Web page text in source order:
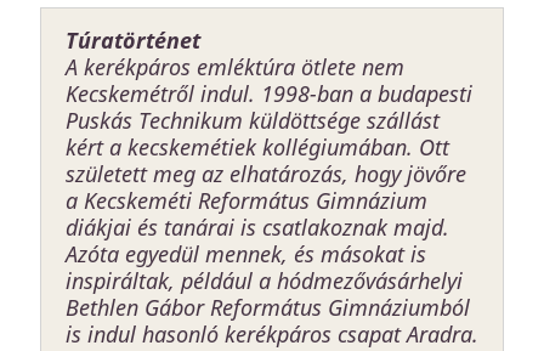
Túratörténet
A kerékpáros emléktúra ötlete nem
Kecskemétről indul. 1998-ban a budapesti
Puskás Technikum küldöttsége szállást
kért a kecskemétiek kollégiumában. Ott
született meg az elhatározás, hogy jövőre
a Kecskeméti Református Gimnázium
diákjai és tanárai is csatlakoznak majd.
Azóta egyedül mennek, és másokat is
inspiráltak, például a hódmezővásárhelyi
Bethlen Gábor Református Gimnáziumból
is indul hasonló kerékpáros csapat Aradra.